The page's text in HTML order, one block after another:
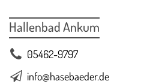
Hallenbad Ankum
05462-9797
info@hasebaeder.de